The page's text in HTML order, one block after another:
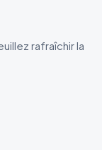
rafraîchir la